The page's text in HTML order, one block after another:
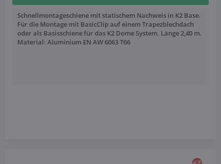
Schnellmontageschiene mit statischem Nachweis in K2 Base.
Für die Montage mit BasicClip auf einem Trapezblechdach
oder als Basisschiene für das K2 Dome System. Länge 2,40 m.
Material: Aluminium EN AW 6063 T66